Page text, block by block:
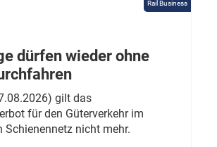
Rail Business
dürfen wieder ohne
gilt das
für den Güterverkehr im
Schienennetz nicht mehr.